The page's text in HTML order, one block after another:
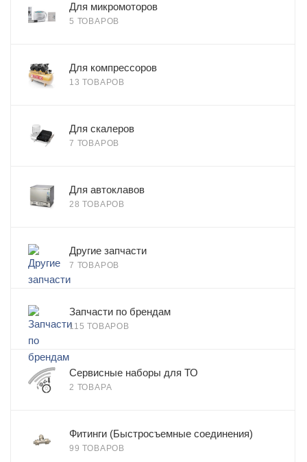
Для микромоторов
5 ТОВАРОВ
Для компрессоров
13 ТОВАРОВ
Для скалеров
7 ТОВАРОВ
Для автоклавов
28 ТОВАРОВ
Другие запчасти
7 ТОВАРОВ
Запчасти по брендам
115 ТОВАРОВ
Сервисные наборы для ТО
2 ТОВАРА
Фитинги (Быстросъемные соединения)
99 ТОВАРОВ